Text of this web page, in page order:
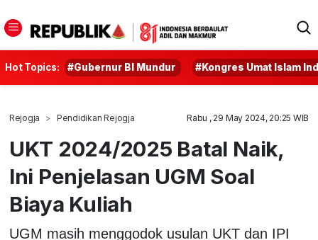
Hot Topics: #Gubernur BI Mundur #Kongres Umat Islam
Rejogja Pendidikan Rejogja Rabu , 29 May 2024, 20:25 WIB
UKT 2024/2025 Batal Naik,
Ini Penjelasan UGM Soal
Biaya Kuliah
UGM masih menggodok usulan UKT dan IPI